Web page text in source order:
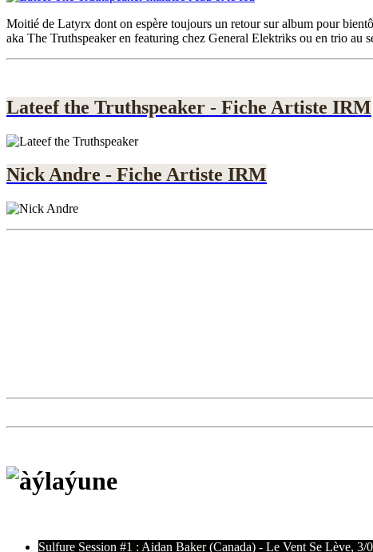
Moitié de Latyrx dont on espère toujours un retour sur album pour
aka The Truthspeaker en featuring chez General Elektriks ou en trio
Lateef the Truthspeaker - Fiche Artiste IRM
Nick Andre - Fiche Artiste IRM
Sulfure Session #1 : Aidan Baker (Canada) - Le Vent Se Lève, 3/